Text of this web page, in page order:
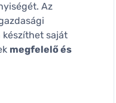
Az
készíthet saját
megfelelő és